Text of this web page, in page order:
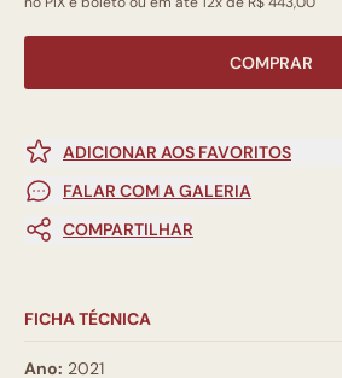
COMPRAR
ADICIONAR AOS FAVORITOS
FALAR COM A GALERIA
COMPARTILHAR
FICHA TÉCNICA
Ano: 2021